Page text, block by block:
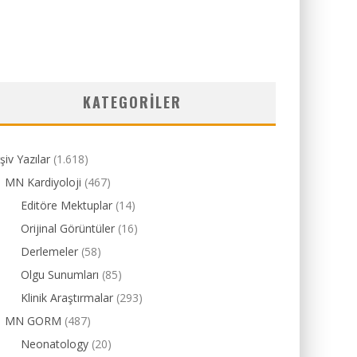
KATEGORILER
Yazılar (1.618)
MN Kardiyoloji (467)
Editöre Mektuplar (14)
Orijinal Görüntüler (16)
Derlemeler (58)
Olgu Sunumları (85)
Klinik Araştırmalar (293)
MN GORM (487)
Neonatology (20)